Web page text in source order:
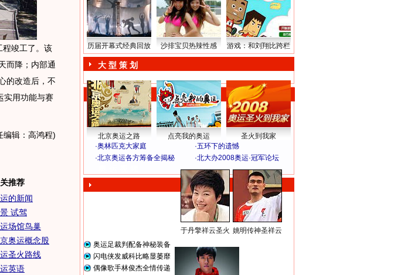
竣工了。该
而降；内部通
的改造后，不
实用功能与赛
编辑：高鸿程)
推荐
的新闻
试驾
场馆鸟巢
奥运概念股
圣火路线
英语
历届开幕式经典回放 沙排宝贝热辣性感 游戏：和刘翔比跨栏
大 型 策 划
北京奥运之路 点亮我的奥运
圣火到我家
·奥林匹克大家庭 ·五环下的遗憾
·北京奥运各方筹备全揭秘 ·北大办2008奥运·冠军论坛
于丹擎祥云圣火 姚明传神圣祥云
奥运足裁判配备神秘装备
闪电侠发威科比略显萎靡
偶像歌手林俊杰全情传递